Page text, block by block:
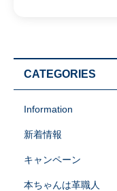
CATEGORIES
Information
新着情報
キャンペーン
本ちゃんは革職人